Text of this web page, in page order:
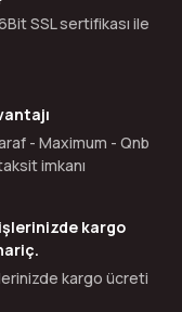
SSL sertifikası ile
- Maximum - Qnb
imkanı
kargo
kargo ücreti